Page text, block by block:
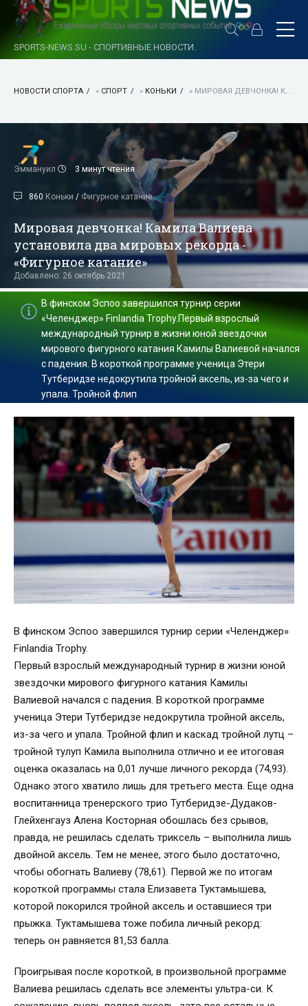
SPORTS-NEWS.SU - СПОРТИВНЫЕ НОВОСТИ.
НОВОСТИ СПОРТА » СПОРТ » КОНЬКИ » МИРОВАЯ ДЕВЧОНКА! КАМИЛА ВАЛИЕВА УСТАНОВИЛА ДВА МИРОВЫХ РЕКОРДА - «ФИГУРНОЕ КАТАНИЕ»
Эммануил 3 минут чтения
860 Коньки / Фигурное катание
Мировая девчонка! Камила Валиева
установила два мировых рекорда -
«Фигурное катание»
Добавлено: 26 октябрь 2021
В финском Эспоо завершился турнир серии
«Челенджер» Finlandia Trоphy.Первый взрослый
международный турнир в жизни юной звездочки
мирового фигурного катания Камилы Валиевой начался
с падения. В короткой программе ученица Этери
Тутберидзе недокрутила тройной аксель, из-за чего и
упала. Тройной флип
В финском Эспоо завершился турнир серии «Челенджер»
Finlandia Trоphy.
Первый взрослый международный турнир в жизни юной
звездочки мирового фигурного катания Камилы
Валиевой начался с падения. В короткой программе
ученица Этери Тутберидзе недокрутила тройной аксель,
из-за чего и упала. Тройной флип и каскад тройной лутц –
тройной тулуп Камила выполнила отлично и ее итоговая
оценка оказалась на 0,01 лучше личного рекорда (74,93).
Однако этого хватило лишь для третьего места. Еще одна
воспитанница тренерского трио Тутберидзе-Дудаков-
Глейхенгауз Алена Косторная обошлась без срывов,
правда, не решилась сделать триксель – выполнила лишь
двойной аксель. Тем не менее, этого было достаточно,
чтобы обогнать Валиеву (78,61). Первой же по итогам
короткой программы стала Елизавета Туктамышева,
которой покорился тройной аксель и оставшиеся три
прыжка. Туктамышева тоже побила личный рекорд:
теперь он равняется 81,53 балла.
Проигрывая после короткой, в произвольной программе
Валиева решилась сделать все элементы ультра-си. К